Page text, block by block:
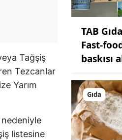
Tağşiş
Tezcanlar
Yarım
nedeniyle
listesine
TAB
Fast-
baskısı
Gıda